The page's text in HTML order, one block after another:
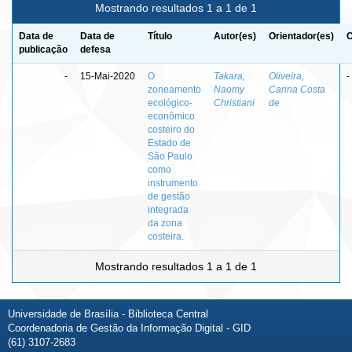
Mostrando resultados 1 a 1 de 1
Data de
publicação
Data de
defesa
Título Autor(es) Orientador(es)
- 15-Mai-2020
O
zoneamento
ecológico-
econômico
costeiro do
Estado de
São Paulo
como
instrumento
de gestão
integrada
da zona
costeira.
Takara,
Naomy
Christiani
Oliveira,
Carina Costa
de
-
Mostrando resultados 1 a 1 de 1
Universidade de Brasília - Biblioteca Central
Coordenadoria de Gestão da Informação Digital - GID
(61) 3107-2683